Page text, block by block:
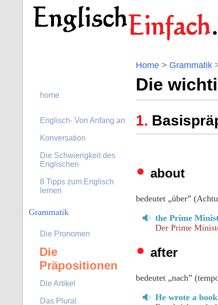
Home > Grammatik
Die
about
bedeutet „über”
the Prime
Der Prime
after
bedeutet „nach”
He wrote a
home
Englisch- Von Anfang an
Konversation
Die Schwierigkeit des
Englischen
8 Tipps zum Englisch
lernen
Grammatik
Die Pronomen
Die
Präpositionen
Die Artikel
Das Plural